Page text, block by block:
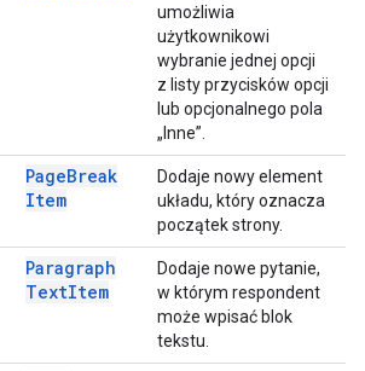
umożliwia
użytkownikowi
wybranie jednej opcji
z listy przycisków opcji
lub opcjonalnego pola
„Inne”.
PageBreak
Item
Dodaje nowy element
układu, który oznacza
początek strony.
Paragraph
TextItem
Dodaje nowe pytanie,
w którym respondent
może wpisać blok
tekstu.